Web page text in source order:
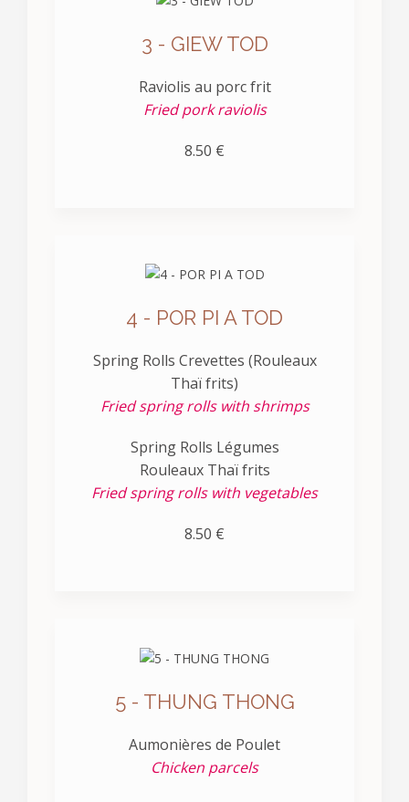
3 - GIEW TOD
Raviolis au porc frit
Fried pork raviolis
8.50 €
4 - POR PI A TOD
Spring Rolls Crevettes (Rouleaux
Thaï frits)
Fried spring rolls with shrimps
Spring Rolls Légumes
Rouleaux Thaï frits
Fried spring rolls with vegetables
8.50 €
5 - THUNG THONG
Aumonières de Poulet
Chicken parcels